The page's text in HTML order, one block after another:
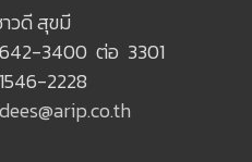
วดี สุขมี
3400 ต่อ 3301
2228